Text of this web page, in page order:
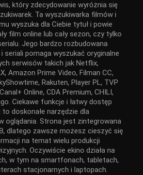
który zdecydowanie wyróżnia się
Ta wyszukiwarka filmów i
wyszuka dla Ciebie tytuł i powie
film online lub cały sezon, czy tylko
Jego bardzo rozbudowana
seriali pomaga wyszukać oryginalne
serwisów takich jak Netflix,
Amazon Prime Video, Filman CC,
Rakuten, Player PL, TVP
Online, CDA Premium, CHILI,
Ciekawe funkcje i łatwy dostęp
doskonałe narzędzie dla
oglądania. Strona jest zintegrowana
dlatego zawsze możesz cieszyć się
na temat wielu produkcji
Oczywiście ekino działa na
w tym na smartfonach, tabletach,
stacjonarnych i laptopach.